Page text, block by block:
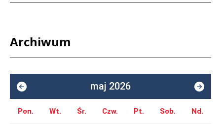
Archiwum
maj 2026
Pon. Wt. Śr. Czw. Pt. Sob. Nd.